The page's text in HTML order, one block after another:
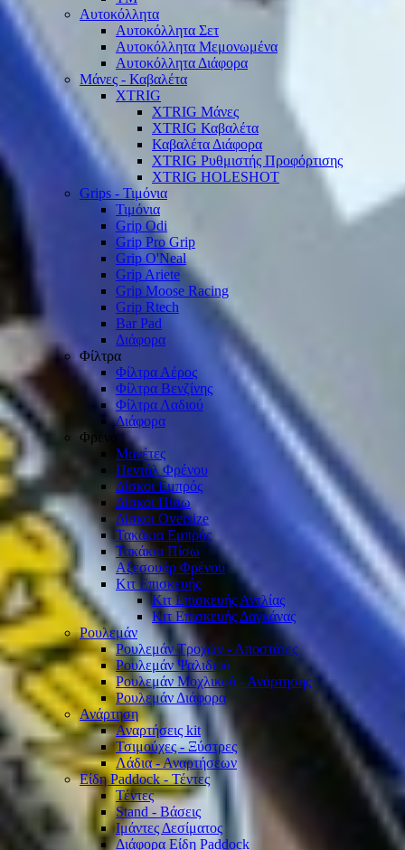
Αυτοκόλλητα
Αυτοκόλλητα Σετ
Αυτοκόλλητα Μεμονωμένα
Αυτοκόλλητα Διάφορα
Μάνες - Καβαλέτα
XTRIG
XTRIG Μάνες
XTRIG Καβαλέτα
Καβαλέτα Διάφορα
XTRIG Ρυθμιστής Προφόρτισης
XTRIG HOLESHOT
Grips - Τιμόνια
Τιμόνια
Grip Odi
Grip Pro Grip
Grip O'Neal
Grip Ariete
Grip Moose Racing
Grip Rtech
Bar Pad
Διάφορα
Φίλτρα
Φίλτρα Αέρος
Φίλτρα Βενζίνης
Φίλτρα Λαδιού
Διάφορα
Φρένα
Μανέτες
Πεντάλ Φρένου
Δίσκοι Εμπρός
Δίσκοι Πίσω
Δίσκοι Oversize
Τακάκια Εμπρός
Τακάκια Πίσω
Αξεσουάρ Φρένου
Κιτ Επισκευής
Κιτ Επισκευής Αντλίας
Κιτ Επισκευής Δαγκάνας
Ρουλεμάν
Ρουλεμάν Τροχών - Αποστάτες
Ρουλεμάν Ψαλιδιού
Ρουλεμάν Μοχλικού - Ανάρτησης
Ρουλεμάν Διάφορα
Ανάρτηση
Αναρτήσεις kit
Τσιμούχες - Ξύστρες
Λάδια - Αναρτήσεων
Είδη Paddock - Τέντες
Τέντες
Stand - Βάσεις
Ιμάντες Δεσίματος
Διάφορα Είδη Paddock